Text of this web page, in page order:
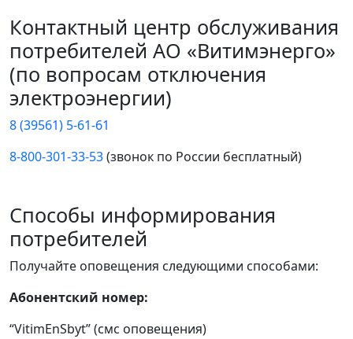
Контактный центр обслуживания
потребителей АО «Витимэнерго»
(по вопросам отключения
электроэнергии)
8 (39561) 5-61-61
8-800-301-33-53(звонок по России бесплатный)
Способы информирования
потребителей
Получайте оповещения следующими способами:
Абонентский номер:
“VitimEnSbyt” (смс оповещения)